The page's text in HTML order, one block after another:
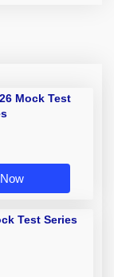
Mock Test
Test Series